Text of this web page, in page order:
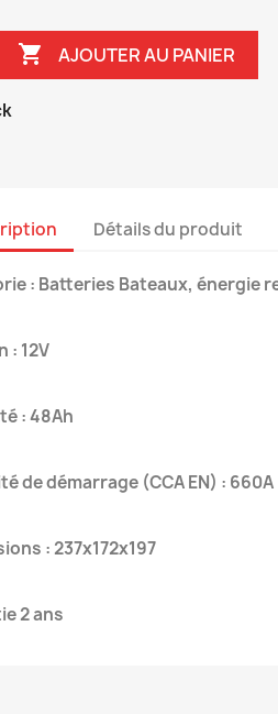
 AJOUTER AU PANIER
Détails du produit
: Batteries Bateaux, énergie
: 12V
: 48Ah
de démarrage (CCA EN) : 660A
: 237x172x197
2 ans